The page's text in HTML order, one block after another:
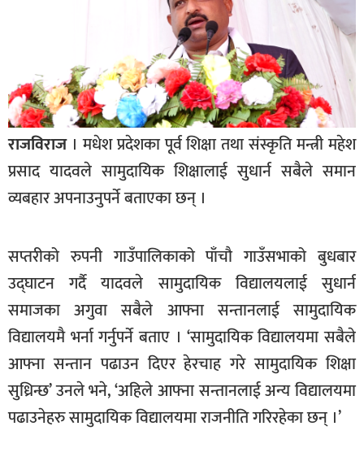
प्रमुख
समाचार
राष्ट्रिय
अन्तराष्ट्रिय
अन्तरबार्ता
खेलकुद
मनोरञ्जन
फोटो
/
भिडियो
अन्य
समाज
राजविराज। मधेश प्रदेशका पूर्व शिक्षा तथा संस्कृति मन्त्री महेश
प्रसाद यादवले सामुदायिक शिक्षालाई सुधार्न सबैले समान
व्यबहार अपनाउनुपर्ने बताएका छन् ।
सप्तरीको रुपनी गाउँपालिकाको पाँचौ गाउँसभाको बुधबार
उद्घाटन गर्दै यादवले सामुदायिक विद्यालयलाई सुधार्न
समाजका अगुवा सबैले आफ्ना सन्तानलाई सामुदायिक
विद्यालयमै भर्ना गर्नुपर्ने बताए । ‘सामुदायिक विद्यालयमा सबैले
आफ्ना सन्तान पढाउन दिएर हेरचाह गरे सामुदायिक शिक्षा
सुध्रिन्छ’ उनले भने, ‘अहिले आफ्ना सन्तानलाई अन्य विद्यालयमा
पढाउनेहरु सामुदायिक विद्यालयमा राजनीति गरिरहेका छन् ।’